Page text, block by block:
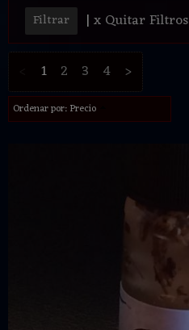
| x Quitar Filtros
1 2 3 4 >
Ordenar por:Precio